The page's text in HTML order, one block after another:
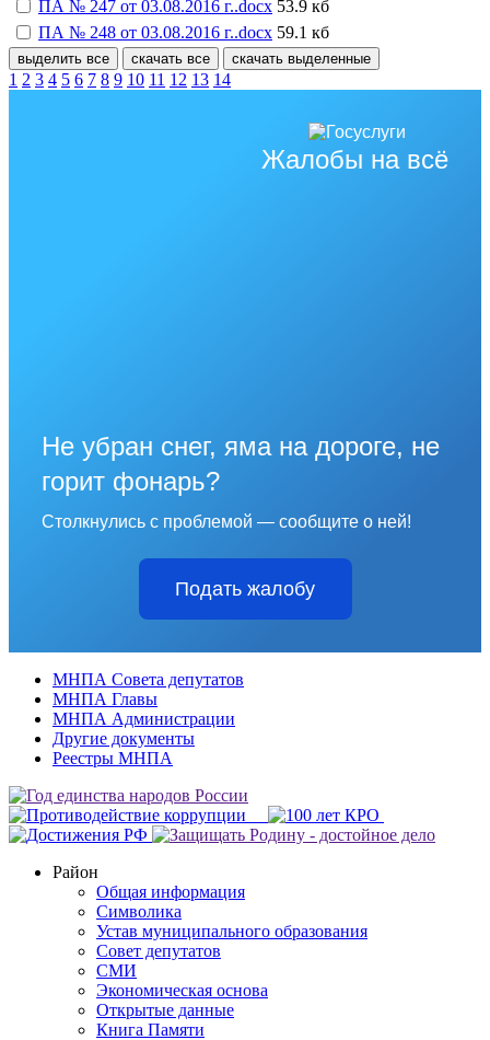
ПА № 247 от 03.08.2016 г..docx 53.9 кб
ПА № 248 от 03.08.2016 г..docx 59.1 кб
выделить все скачать все скачать выделенные
1 2 3 4 5 6 7 8 9 10 11 12 13 14
Жалобы на всё
Не убран снег, яма на дороге, не
горит фонарь?
Столкнулись с проблемой — сообщите о ней!
Подать жалобу
МНПА Совета депутатов
МНПА Главы
МНПА Администрации
Другие документы
Реестры МНПА
Район
Общая информация
Символика
Устав муниципального образования
Совет депутатов
СМИ
Экономическая основа
Открытые данные
Книга Памяти